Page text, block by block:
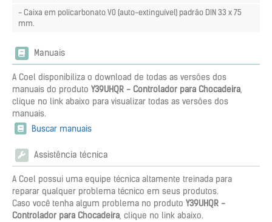
- Caixa em policarbonato V0 (auto-extinguível) padrão DIN 33 x 75
mm.
Manuais
A Coel disponibiliza o download de todas as versões dos
manuais do produto Y39UHQR - Controlador para Chocadeira,
clique no link abaixo para visualizar todas as versões dos
manuais.
Buscar manuais
Assistência técnica
A Coel possui uma equipe técnica altamente treinada para
reparar qualquer problema técnico em seus produtos.
Caso você tenha algum problema no produto Y39UHQR -
Controlador para Chocadeira, clique no link abaixo.